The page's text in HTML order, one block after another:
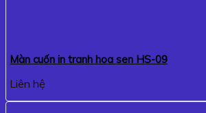
Màn cuốn in tranh hoa sen HS-09
Liên hệ